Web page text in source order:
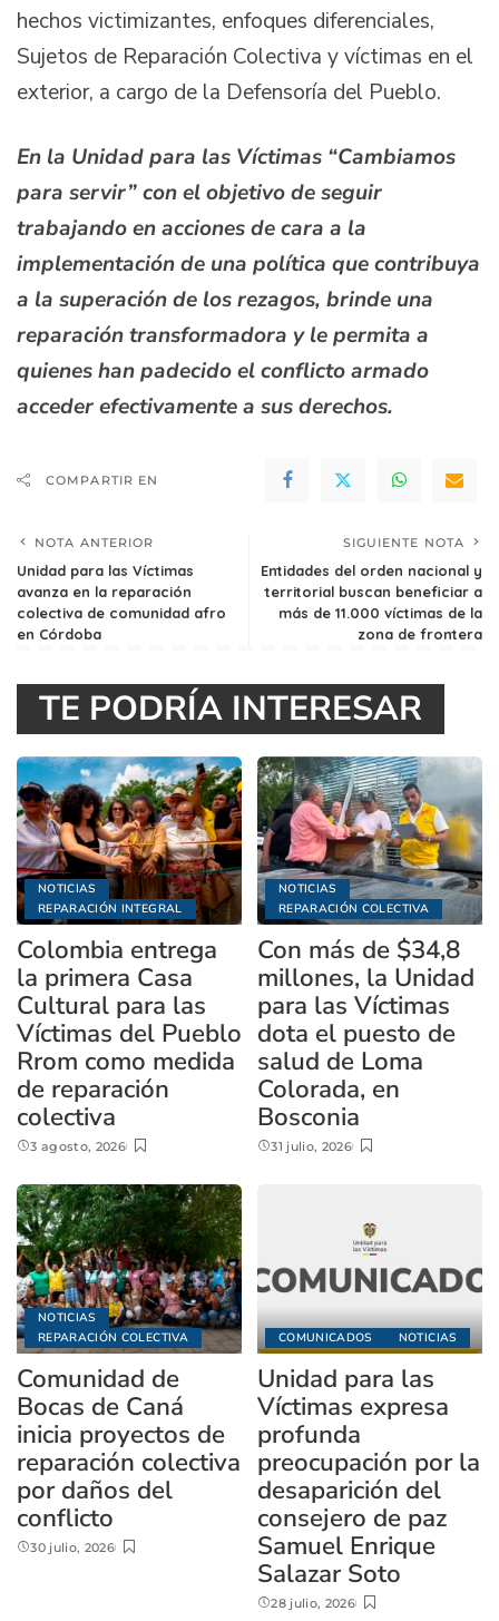
hechos victimizantes, enfoques diferenciales,
Sujetos de Reparación Colectiva y víctimas en el
exterior, a cargo de la Defensoría del Pueblo.
En la Unidad para las Víctimas “Cambiamos
para servir” con el objetivo de seguir
trabajando en acciones de cara a la
implementación de una política que contribuya
a la superación de los rezagos, brinde una
reparación transformadora y le permita a
quienes han padecido el conflicto armado
acceder efectivamente a sus derechos.
COMPARTIR EN
NOTA ANTERIOR
Unidad para las Víctimas
avanza en la reparación
colectiva de comunidad afro
en Córdoba
SIGUIENTE NOTA
Entidades del orden nacional y
territorial buscan beneficiar a
más de 11.000 víctimas de la
zona de frontera
TE PODRÍA INTERESAR
NOTICIAS
REPARACIÓN INTEGRAL
Colombia entrega
la primera Casa
Cultural para las
Víctimas del Pueblo
Rrom como medida
de reparación
colectiva
3 agosto, 2026
NOTICIAS
REPARACIÓN COLECTIVA
Con más de $34,8
millones, la Unidad
para las Víctimas
dota el puesto de
salud de Loma
Colorada, en
Bosconia
31 julio, 2026
NOTICIAS
REPARACIÓN COLECTIVA
Comunidad de
Bocas de Caná
inicia proyectos de
reparación colectiva
por daños del
conflicto
30 julio, 2026
COMUNICADOS NOTICIAS
Unidad para las
Víctimas expresa
profunda
preocupación por la
desaparición del
consejero de paz
Samuel Enrique
Salazar Soto
28 julio, 2026